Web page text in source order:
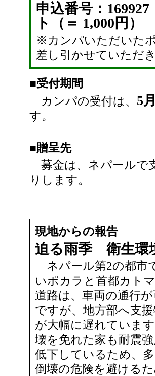
申込番号：
ト（＝ 1,000円）
※カンパいただいた
差し引かせていただき
■受付期間
カンパの受付は、 5
す。
■贈呈先
募金は、ネパールで
りします。
現地からの報告
迫る雨季 衛生環
ネパール第2の都市
いポカラと首都カト
道路は、車両の通行
ですが、地方部へ支
が大幅に遅れていま
壊を免れた家も耐震強
低下しているため、
倒壊の危険を避ける